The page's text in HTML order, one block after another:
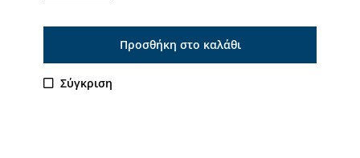
Προσθήκη στο καλάθι
Σύγκριση